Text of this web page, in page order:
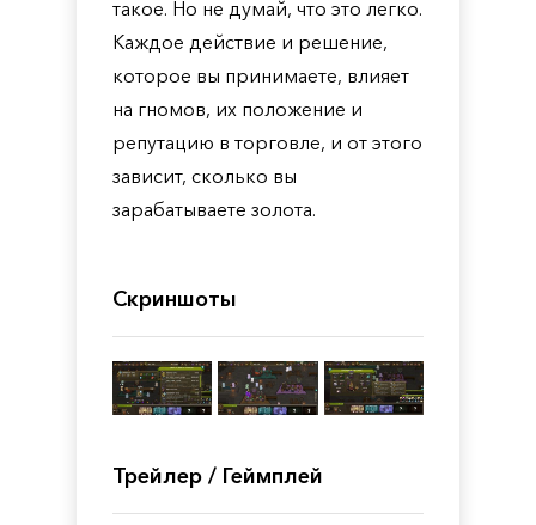
такое. Но не думай, что это легко.
Каждое действие и решение,
которое вы принимаете, влияет
на гномов, их положение и
репутацию в торговле, и от этого
зависит, сколько вы
зарабатываете золота.
Скриншоты
Трейлер / Геймплей